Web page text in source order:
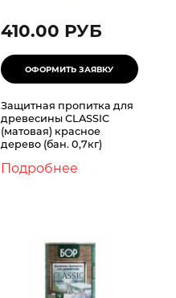
410.00 РУБ
Защитная пропитка для
древесины CLASSIC
(матовая) красное
дерево (бан. 0,7кг)
Подробнее